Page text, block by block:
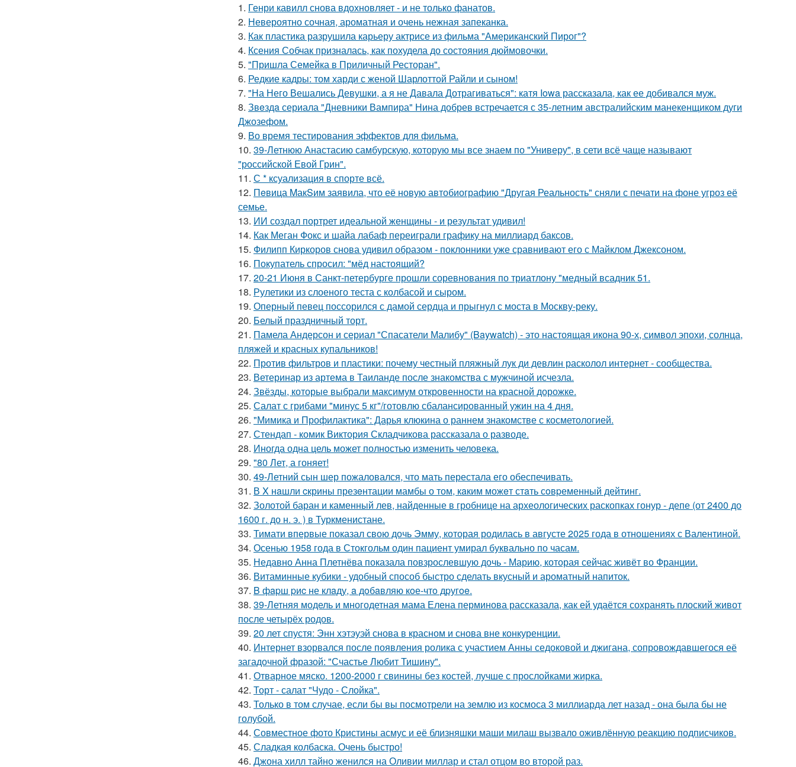
1. Генри кавилл снова вдохновляет - и не только фанатов.
2. Невероятно сочная, ароматная и очень нежная запеканка.
3. Как пластика разрушила карьеру актрисе из фильма "Американский Пирог"?
4. Ксения Собчак призналась, как похудела до состояния дюймовочки.
5. "Пришла Семейка в Приличный Ресторан".
6. Редкие кадры: том харди с женой Шарлоттой Райли и сыном!
7. "На Него Вешались Девушки, а я не Давала Дотрагиваться": катя Iowa рассказала, как ее добивался муж.
8. Звeздa сериала "Дневники Вампира" Нина добрев встречается с 35-летним австралийским манекенщиком дуги
Джозефом.
9. Во время тестирования эффектов для фильма.
10. 39-Летнюю Анастасию самбурскую, которую мы все знаем по "Универу", в сети всё чаще называют
"российской Евой Грин".
11. С * ксуализация в спорте всё.
12. Пeвица MакSим заявила, что её новую автобиографию "Другая Реальность" сняли с печати на фоне угроз её
семье.
13. ИИ создал портрет идеальной женщины - и результат удивил!
14. Как Меган Фокс и шайа лабаф переиграли графику на миллиард баксов.
15. Филипп Киркоров снова удивил образом - поклонники уже сравнивают его с Майклом Джексоном.
16. Покупатель спросил: "мёд настоящий?
17. 20-21 Июня в Санкт-петербурге прошли соревнования по триатлону "медный всадник 51.
18. Рулетики из слоеного теста с колбасой и сыром.
19. Оперный певец поссорился с дамой сердца и прыгнул с моста в Москву-реку.
20. Белый праздничный торт.
21. Памела Андерсон и сериал "Спасатели Малибу" (Baywatch) - это настоящая икона 90-х, символ эпохи, солнца,
пляжей и красных купальников!
22. Против фильтров и пластики: почему честный пляжный лук ди девлин расколол интернет - сообщества.
23. Ветеринар из артема в Таиланде после знакомства с мужчиной исчезла.
24. Звёзды, которые выбрали максимум откровенности на красной дорожке.
25. Салат с грибами "минус 5 кг"/готовлю сбалансированный ужин на 4 дня.
26. "Мимика и Профилактика": Дарья клюкина о раннем знакомстве с косметологией.
27. Стендап - комик Виктория Складчикова рассказала о разводе.
28. Иногда одна цель может полностью изменить человека.
29. "80 Лет, а гоняет!
30. 49-Летний сын шер пожаловался, что мать перестала его обеспечивать.
31. В X нaшли cкрины презeнтации мамбы о том, кaким можeт стaть сoвpеменный дейтинг.
32. Золотой баран и каменный лев, найденные в гробнице на археологических раскопках гонур - депе (от 2400 до
1600 г. до н. э. ) в Туркменистане.
33. Тимати впервые показал свою дочь Эмму, которая родилась в августе 2025 года в отношениях с Валентиной.
34. Осенью 1958 года в Стокгольм один пациент умирал буквально по часам.
35. Недавно Анна Плетнёва показала повзрослевшую дочь - Марию, которая сейчас живёт во Франции.
36. Витаминные кубики - удобный способ быстро сделать вкусный и ароматный напиток.
37. B фapш pиc не клaду, a дoбaвляю кoе-чтo дpугoe.
38. 39-Летняя модель и многодетная мама Елена перминова рассказала, как ей удаётся сохранять плоский живот
после четырёх родов.
39. 20 лет спустя: Энн хэтэуэй снова в красном и снова вне конкуренции.
40. Интернет взорвался после появления ролика с участием Анны седоковой и джигана, сопровождавшегося её
загадочной фразой: "Счастье Любит Тишину".
41. Отварное мяско. 1200-2000 г свинины без костей, лучше с прослойками жирка.
42. Торт - салат "Чудо - Слойка".
43. Только в том случае, если бы вы посмотрели на землю из космоса 3 миллиарда лет назад - она была бы не
голубой.
44. Совместное фото Кристины асмус и её близняшки маши милаш вызвало оживлённую реакцию подписчиков.
45. Сладкая колбаска. Очень быстро!
46. Джона хилл тайно женился на Оливии миллар и стал отцом во второй раз.